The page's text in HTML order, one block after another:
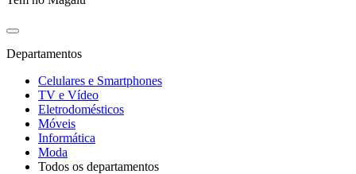
Departamentos
Celulares e Smartphones
TV e Vídeo
Eletrodomésticos
Móveis
Informática
Moda
Todos os departamentos